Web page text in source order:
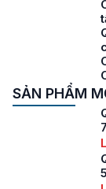
SẢN PHẨM